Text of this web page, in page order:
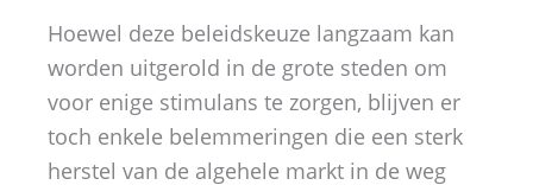
Hoewel deze beleidskeuze langzaam kan
worden uitgerold in de grote steden om
voor enige stimulans te zorgen, blijven er
toch enkele belemmeringen die een sterk
herstel van de algehele markt in de weg